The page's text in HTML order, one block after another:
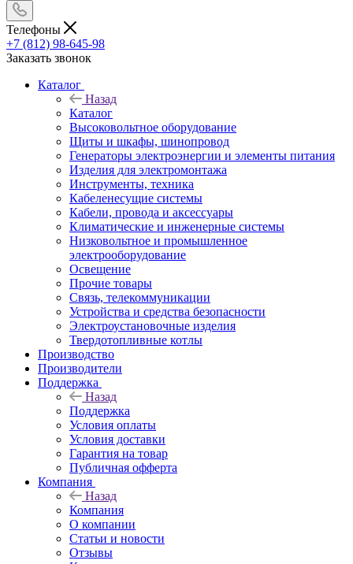
Телефоны
+7 (812) 98-645-98
Заказать звонок
Каталог
Назад
Каталог
Высоковольтное оборудование
Щиты и шкафы, шинопровод
Генераторы электроэнергии и элементы питания
Изделия для электромонтажа
Инструменты, техника
Кабеленесущие системы
Кабели, провода и аксессуары
Климатические и инженерные системы
Низковольтное и промышленное
электрооборудование
Освещение
Прочие товары
Связь, телекоммуникации
Устройства и средства безопасности
Электроустановочные изделия
Твердотопливные котлы
Производство
Производители
Поддержка
Назад
Поддержка
Условия оплаты
Условия доставки
Гарантия на товар
Публичная офферта
Компания
Назад
Компания
О компании
Статьи и новости
Отзывы